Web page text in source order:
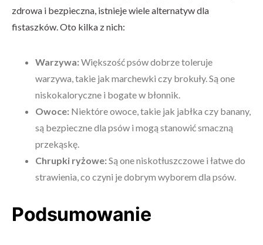
zdrowa i bezpieczna, istnieje wiele alternatyw dla
fistaszków. Oto kilka z nich:
Warzywa:Większość psów dobrze toleruje
warzywa, takie jak marchewki czy brokuły. Są one
niskokaloryczne i bogate w błonnik.
Owoce: Niektóre owoce, takie jak jabłka czy banany,
są bezpieczne dla psów i mogą stanowić smaczną
przekąskę.
Chrupki ryżowe:Są one niskotłuszczowe i łatwe do
strawienia, co czyni je dobrym wyborem dla psów.
Podsumowanie